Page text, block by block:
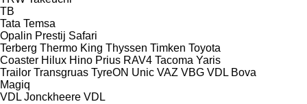
TB
Tata Temsa
Opalin Prestij Safari
Terberg Thermo King Thyssen Timken Toyota
Coaster Hilux Hino Prius RAV4 Tacoma Yaris
Trailor Transgruas TyreON Unic VAZ VBG VDL Bova
Magiq
VDL Jonckheere VDL